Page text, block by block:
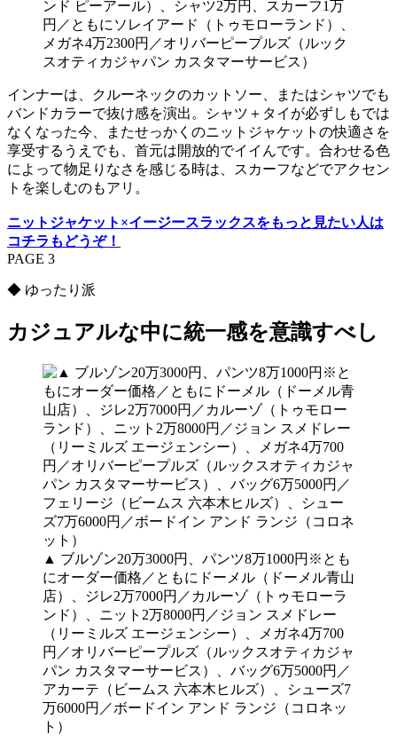
ンド ピーアール）、シャツ2万円、スカーフ1万
円／ともにソレイアード（トゥモローランド）、
メガネ4万2300円／オリバーピープルズ（ルック
スオティカジャパン カスタマーサービス）
インナーは、クルーネックのカットソー、またはシャツでも
バンドカラーで抜け感を演出。シャツ＋タイが必ずしもでは
なくなった今、またせっかくのニットジャケットの快適さを
享受するうえでも、首元は開放的でイイんです。合わせる色
によって物足りなさを感じる時は、スカーフなどでアクセン
トを楽しむのもアリ。
ニットジャケット×イージースラックスをもっと見たい人は
コチラもどうぞ！
PAGE 3
◆ ゆったり派
カジュアルな中に統一感を意識すべし
▲ ブルゾン20万3000円、パンツ8万1000円※とも
にオーダー価格／ともにドーメル（ドーメル青山
店）、ジレ2万7000円／カルーゾ（トゥモローラ
ンド）、ニット2万8000円／ジョン スメドレー
（リーミルズ エージェンシー）、メガネ4万700
円／オリバーピープルズ（ルックスオティカジャ
パン カスタマーサービス）、バッグ6万5000円／
アカーテ（ビームス 六本木ヒルズ）、シューズ7
万6000円／ボードイン アンド ランジ（コロネッ
ト）